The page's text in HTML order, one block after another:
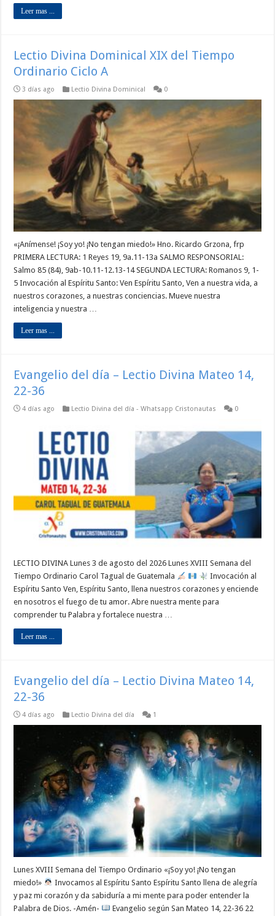
Leer mas ...
Lectio Divina Dominical XIX del Tiempo
Ordinario Ciclo A
3 días ago Lectio Divina Dominical 0
«¡Anímense! ¡Soy yo! ¡No tengan miedo!» Hno. Ricardo Grzona, frp
PRIMERA LECTURA: 1 Reyes 19, 9a.11-13a SALMO RESPONSORIAL:
Salmo 85 (84), 9ab-10.11-12.13-14 SEGUNDA LECTURA: Romanos 9, 1-
5 Invocación al Espíritu Santo: Ven Espíritu Santo, Ven a nuestra vida, a
nuestros corazones, a nuestras conciencias. Mueve nuestra
inteligencia y nuestra …
Leer mas ...
Evangelio del día – Lectio Divina Mateo 14,
22-36
4 días ago Lectio Divina del día - Whatsapp Cristonautas 0
LECTIO DIVINA Lunes 3 de agosto del 2026 Lunes XVIII Semana del
Tiempo Ordinario Carol Tagual de Guatemala
Invocación al
Espíritu Santo Ven, Espíritu Santo, llena nuestros corazones y enciende
en nosotros el fuego de tu amor. Abre nuestra mente para
comprender tu Palabra y fortalece nuestra …
Leer mas ...
Evangelio del día – Lectio Divina Mateo 14,
22-36
4 días ago Lectio Divina del día 1
Lunes XVIII Semana del Tiempo Ordinario «¡Soy yo! ¡No tengan
miedo!»
Invocamos al Espíritu Santo Espíritu Santo llena de alegría
y paz mi corazón y da sabiduría a mi mente para poder entender la
Palabra de Dios. -Amén-
Evangelio según San Mateo 14, 22-36 22